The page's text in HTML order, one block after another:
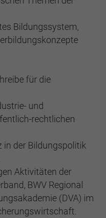
Bildungssystem,
für die
und
rechtlichen
in der Bildungspolitik
Aktivitäten der
BWV Regional
(DVA) im
den Webseiten-Login .
ID, die verwendet